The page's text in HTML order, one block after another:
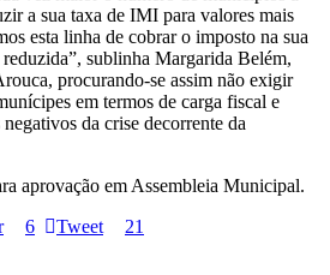
a sua taxa de IMI para valores mais
esta linha de cobrar o imposto na sua
sublinha Margarida Belém,
procurando-se assim não exigir
em termos de carga fiscal e
da crise decorrente da
aprovação em Assembleia Municipal.
6 Tweet 21